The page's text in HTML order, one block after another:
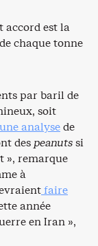
accord est la
chaque tonne
par baril de
soit
une analysede
des peanutssi
», remarque
à
faire
année
en Iran »,